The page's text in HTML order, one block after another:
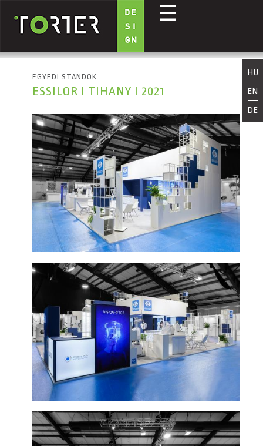
Ugrás a tartalomra
☰
HU
EN
DE
EGYEDI STANDOK
ESSILOR I TIHANY I 2021